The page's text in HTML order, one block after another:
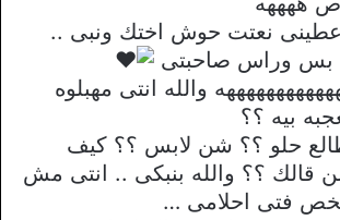
نعتت حوش اختك ونبى ..
بس وراس صاحبتى
والله انتى مهبلوه
بيه ؟؟
حلو ؟؟ شن لابس ؟؟ كيف
قالك ؟؟ والله بنبكى .. انتى مش
فتى احلامى …